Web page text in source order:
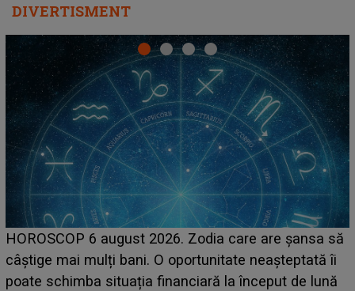
DIVERTISMENT
să
îi
LINE-UP UNTOLD ONE, prima zi. Cine sunt
care deschid festivalul și de la ce ore au loc cele
așteptate concerte pe scena principală?